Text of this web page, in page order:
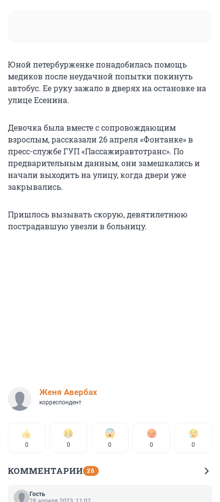
Юной петербурженке понадобилась помощь
медиков после неудачной попытки покинуть
автобус. Ее руку зажало в дверях на остановке на
улице Есенина.
Девочка была вместе с сопровождающим
взрослым, рассказали 26 апреля «Фонтанке» в
пресс-службе ГУП «Пассажиравтотранс». По
предварительным данным, они замешкались и
начали выходить на улицу, когда двери уже
закрывались.
Пришлось вызывать скорую, девятилетнюю
пострадавшую увезли в больницу.
Женя Авербах
корреспондент
0 0 0 0 0
КОММЕНТАРИИ 26
Гость